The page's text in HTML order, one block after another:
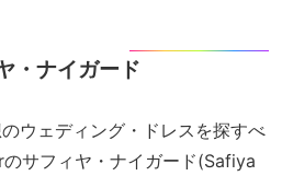
・ナイガード
ウェディング・ドレスを探すべ
サフィヤ・ナイガード(Safiya